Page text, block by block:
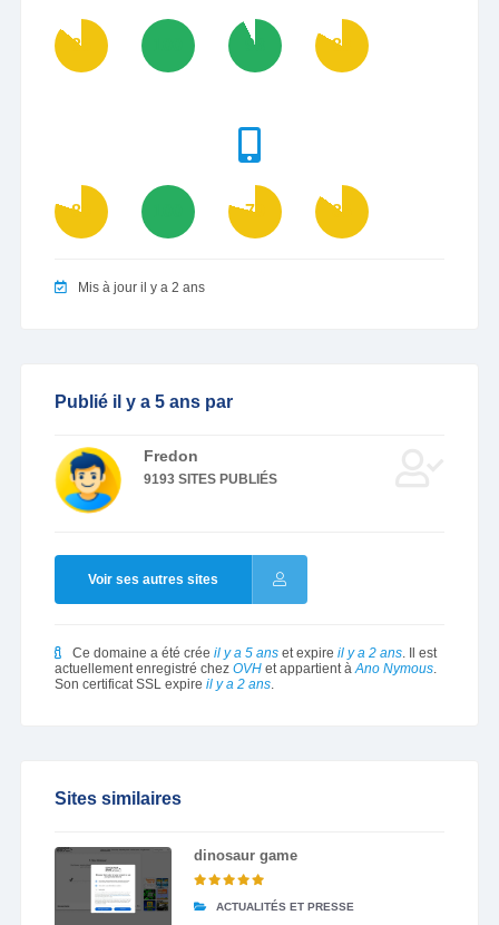
86 93 83
80 79 85
Mis à jour il y a 2 ans
Publié il y a 5 ans par
Fredon
9193 SITES PUBLIÉS
Voir ses autres sites
Ce domaine a été crée il y a 5 anset expire il y a 2 ans. Il est
actuellement enregistré chez OVHet appartient àAno Nymous.
Son certificat SSL expire il y a 2 ans.
Sites similaires
dinosaur game
ACTUALITÉS ET PRESSE